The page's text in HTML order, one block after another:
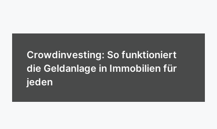
Crowdinvesting: So funktioniert
die Geldanlage in Immobilien für
jeden